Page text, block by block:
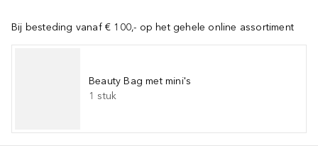
Bij besteding vanaf € 100,- op het gehele online assortiment
Beauty Bag met mini's
1 stuk